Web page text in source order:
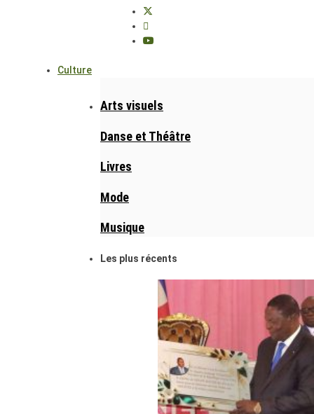
Culture
Arts visuels
Danse et Théâtre
Livres
Mode
Musique
Les plus récents